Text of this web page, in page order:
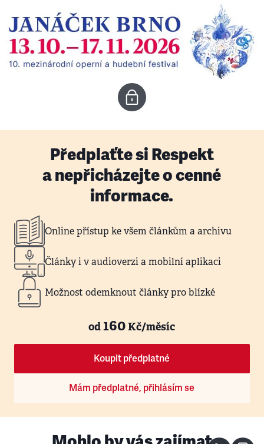
Předplaťte si Respekt
a nepřicházejte o cenné
informace.
Online přístup ke všem článkům a archivu
Články i v audioverzi a mobilní aplikaci
Možnost odemknout články pro blízké
od160Kč/měsíc
Koupit předplatné
Mám předplatné, přihlásím se